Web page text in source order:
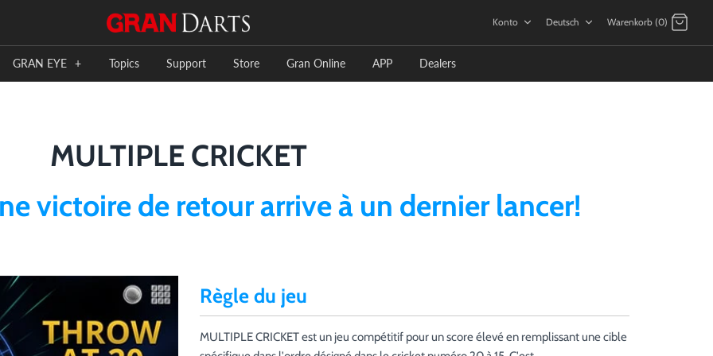
Konto
言
Deutsch Warenkorb (0)
GRAN EYE + Topics Support Store Gran Online APP Dealers
MULTIPLE CRICKET
victoire de retour arrive à un dernier lancer!
Règle du jeu
MULTIPLE CRICKET est un jeu compétitif pour un score élevé en remplissant une cible